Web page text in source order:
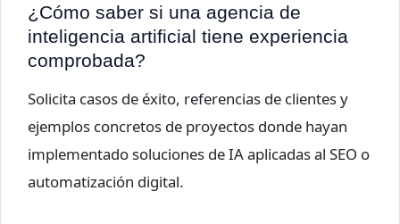
¿Cómo saber si una agencia de
inteligencia artificial tiene experiencia
comprobada?
Solicita casos de éxito, referencias de clientes y
ejemplos concretos de proyectos donde hayan
implementado soluciones de IA aplicadas al SEO o
automatización digital.